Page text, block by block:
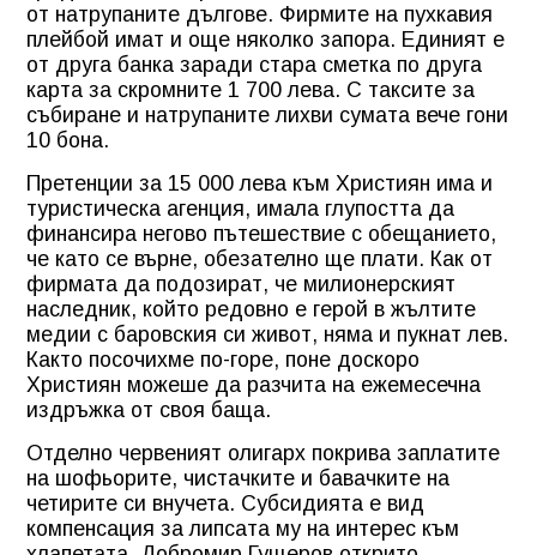
от натрупаните дългове. Фирмите на пухкавия
плейбой имат и още няколко запора. Единият е
от друга банка заради стара сметка по друга
карта за скромните 1 700 лева. С таксите за
събиране и натрупаните лихви сумата вече гони
10 бона.
Претенции за 15 000 лева към Християн има и
туристическа агенция, имала глупостта да
финансира негово пътешествие с обещанието,
че като се върне, обезателно ще плати. Как от
фирмата да подозират, че милионерският
наследник, който редовно е герой в жълтите
медии с баровския си живот, няма и пукнат лев.
Както посочихме по-горе, поне доскоро
Християн можеше да разчита на ежемесечна
издръжка от своя баща.
Отделно червеният олигарх покрива заплатите
на шофьорите, чистачките и бавачките на
четирите си внучета. Субсидията е вид
компенсация за липсата му на интерес към